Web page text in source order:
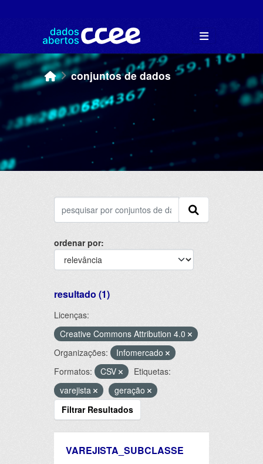
conjuntos de dados
ordenar por
resultado (1)
Licenças:
Creative Commons Attribution 4.0
Organizações:
Infomercado
Formatos:
CSV
Etiquetas:
varejista
geração
Filtrar Resultados
VAREJISTA_SUBCLASSE